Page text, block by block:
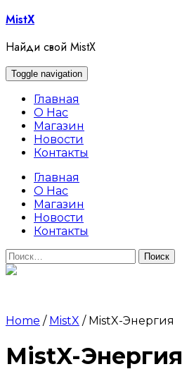
Skip
content
MistX
Найди свой MistX
Toggle navigation
Главная
О Нас
Магазин
Новости
Контакты
Главная
О Нас
Магазин
Новости
Контакты
Найти:
Home / MistX / MistX-Энергия
MistX-Энергия